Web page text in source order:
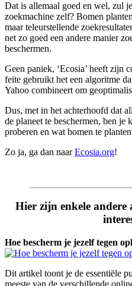
Dat is allemaal goed en wel, zul
zoekmachine zelf? Bomen
maar teleurstellende
net zo goed een andere manier
beschermen.
Geen paniek, ‘Ecosia’ heeft zijn
feite gebruikt het een algoritme
Yahoo combineert om
Dus, met in het achterhoofd dat
de planeet te beschermen, ben je
proberen en wat bomen te
Zo ja, ga dan naarEcosia.org!
Hier zijn enkele andere
Hoe bescherm je jezelf tegen
Dit artikel toont je de essentiële
meeste van de verschillende